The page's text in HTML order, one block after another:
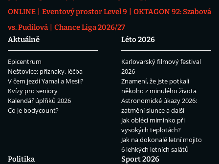
ONLINE
Eventový prostor Level 9
OKTAGON 92: Szabová
vs. Pudilová
Chance Liga 2026/27
Aktuálně
Epicentrum
Neštovice: příznaky, léčba
V čem jezdí Yamal a Mesii?
Kvízy pro seniory
Kalendář úplňků 2026
Co je bodycount?
Léto 2026
Karlovarský filmový festival
2026
Znamení, že jste potkali
někoho z minulého života
Astronomické úkazy 2026:
zatmění slunce a další
Jak obléci miminko při
vysokých teplotách?
Jak na dokonalé letní mojito
6 lehkých letních salátů
Politika
Sport 2026